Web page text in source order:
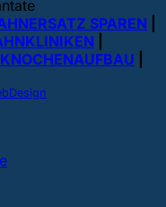
SPAREN
KNOCHENAUFBAU